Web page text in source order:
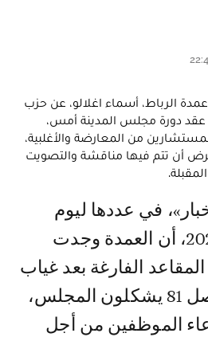
الرباط، أسماء اغلالو، عن حزب
عقد دورة مجلس المدينة أمس،
من المعارضة والأغلبية،
أن تتم فيها مناقشة والتصويت
الجمعة 6 أكتوبر 2023، أن العمدة وجدت
الفارغة بعد غياب
71 مستشارا من أصل 81 يشكلون المجلس،
الموظفين من أجل